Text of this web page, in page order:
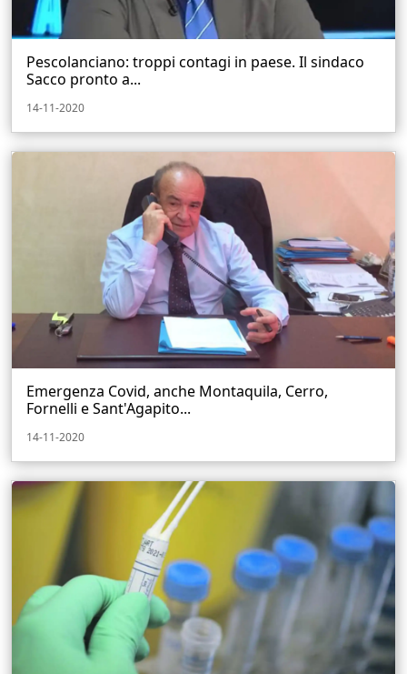
Pescolanciano: troppi contagi in paese. Il sindaco
Sacco pronto a...
14-11-2020
Emergenza Covid, anche Montaquila, Cerro,
Fornelli e Sant'Agapito...
14-11-2020